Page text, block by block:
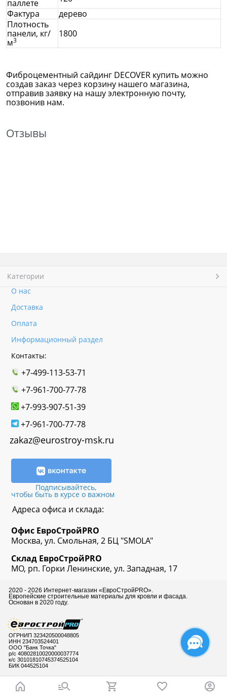
паллете
Фактура
дерево
Плотность
панели, кг/
м3
1800
Фиброцементный сайдинг DECOVER купить можно
создав заказ через корзину нашего магазина,
отправив заявку на нашу электронную почту,
позвонив нам.
Отзывы
Категории
О нас
Доставка
Оплата
Информационный раздел
Контакты:
+7-499-113-53-71
+7-961-700-77-78
+7-993-907-51-39
+7-961-700-77-78
zakaz@eurostroy-msk.ru
Подписывайтесь,
чтобы быть в курсе о важном
Адреса офиса и склада:
Офис ЕвроСтройPRO
Москва, ул. Смольная, 2 БЦ "SMOLA"
Склад ЕвроСтройPRO
МО, рп. Горки Ленинские, ул. Западная, 17
2020 - 2026 Интернет-магазин «ЕвроСтройPRO».
Европейские строительные материалы для кровли и фасада.
Основан в 2020 году.
ОГРНИП 323420500048805
ИНН 234703524401
ООО "Банк Точка"
р/с 40802810020000037774
к/с 30101810745374525104
БИК 044525104